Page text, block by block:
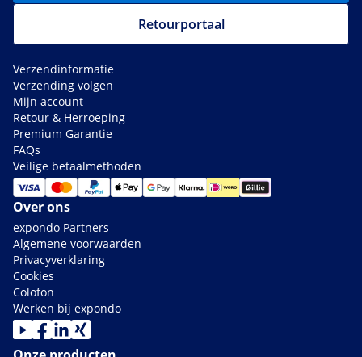
Retourportaal
Verzendinformatie
Verzending volgen
Mijn account
Retour & Herroeping
Premium Garantie
FAQs
Veilige betaalmethoden
Over ons
expondo Partners
Algemene voorwaarden
Privacyverklaring
Cookies
Colofon
Werken bij expondo